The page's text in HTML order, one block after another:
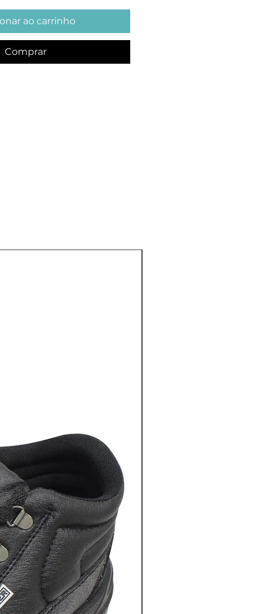
ao carrinho
Comprar